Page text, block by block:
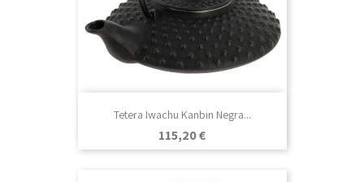
Tetera Iwachu Kanbin Negra...
Precio
115,20 €